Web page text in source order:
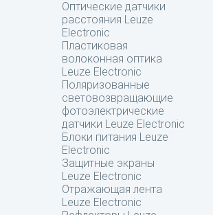
Оптические датчики
расстояния Leuze
Electronic
Пластиковая
волоконная оптика
Leuze Electronic
Поляризованные
световозвращающие
фотоэлектрические
датчики Leuze Electronic
Блоки питания Leuze
Electronic
Защитные экраны
Leuze Electronic
Отражающая лента
Leuze Electronic